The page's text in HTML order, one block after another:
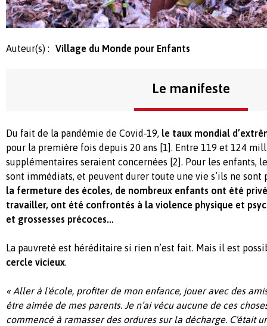
Auteur(s) : Village du Monde pour Enfants
Le manifeste
Du fait de la pandémie de Covid-19, le taux mondial
pour la première fois depuis 20 ans [1]. Entre 119 et 124
supplémentaires seraient concernées [2]. Pour les enfants,
sont immédiats, et peuvent durer toute une vie s’ils ne sont
la fermeture des écoles, de nombreux enfants ont été
travailler, ont été confrontés à la violence physique et
et grossesses précoces...
La pauvreté est héréditaire si rien n’est fait. Mais il est
cercle vicieux.
« Aller à l'école, profiter de mon enfance, jouer avec des
être aimée de mes parents. Je n’ai vécu aucune de ces
commencé à ramasser des ordures sur la décharge. C'était